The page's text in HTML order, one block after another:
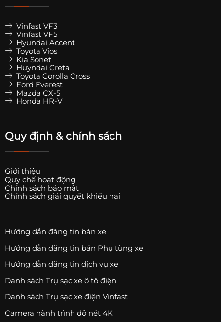
Vinfast VF3
Vinfast VF5
Hyundai Accent
Toyota Vios
Kia Sonet
Huyndai Creta
Toyota Corolla Cross
Ford Everest
Mazda CX-5
Honda HR-V
Quy định & chính sách
Giới thiệu
Quy chế hoạt động
Chính sách bảo mật
Chính sách giải quyết khiếu nại
Hướng dẫn đăng tin bán xe
Hướng dẫn đăng tin bán Phụ tùng xe
Hướng dẫn đăng tin dịch vụ xe
Danh sách Trụ sạc xe ô tô điện
Danh sách Trụ sạc xe điện Vinfast
Camera hành trình độ nét 4K